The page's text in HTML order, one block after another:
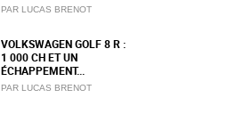
PAR LUCAS BRENOT
VOLKSWAGEN GOLF 8 R :
1 000 CH ET UN
ÉCHAPPEMENT...
PAR LUCAS BRENOT